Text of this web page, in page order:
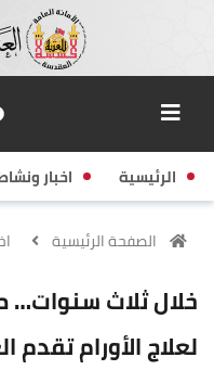
الرئيسية اخبار
الصفحة الرئيسية
خلال ثلاث
لعلاج الأورام تقدم